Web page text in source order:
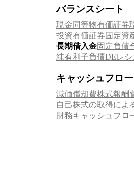
バランスシート
現金同等物有価証券
投資有価証券固定資
長期借入金固定負債
純有利子負債DEレシ
キャッシュフロー
減価償却費株式報酬
自己株式の取得によ
財務キャッシュフロ